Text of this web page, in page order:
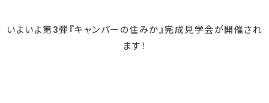
いよいよ第3弾『キャンパーの住みか』完成見学会が開催され
ます！